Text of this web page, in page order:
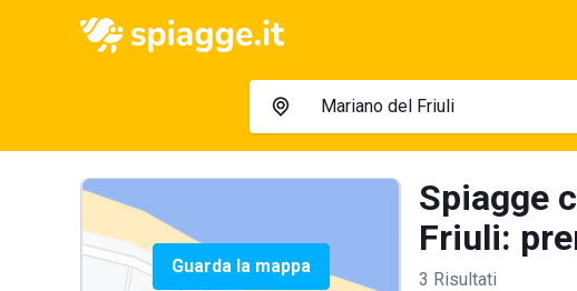
Guarda la mappa
Spiagge
Friuli:
3 Risultati